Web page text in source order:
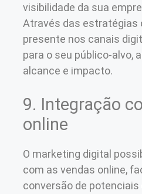
visibilidade da sua
Através das estratégias
presente nos canais
para o seu público-alvo,
alcance e impacto.
9. Integração
online
O marketing digital
com as vendas online,
conversão de